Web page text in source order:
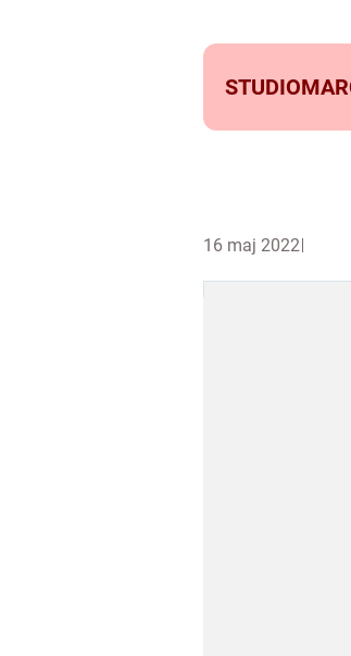
16 maj 2022